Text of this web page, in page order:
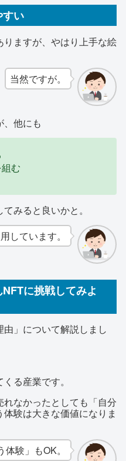
い
ますが、やはり上手な絵
当然ですが。
、他にも
む
みると良いかと。
しています。
に挑戦してみよ
由」について解説しまし
る産業です。
なかったとしても「自分
験は大きな価値になりま
験」もOK。